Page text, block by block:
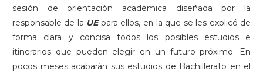
sesión de orientación académica diseñada por la
responsable de la UEpara ellos, en la que se les explicó de
forma clara y concisa todos los posibles estudios e
itinerarios que pueden elegir en un futuro próximo. En
pocos meses acabarán sus estudios de Bachillerato en el